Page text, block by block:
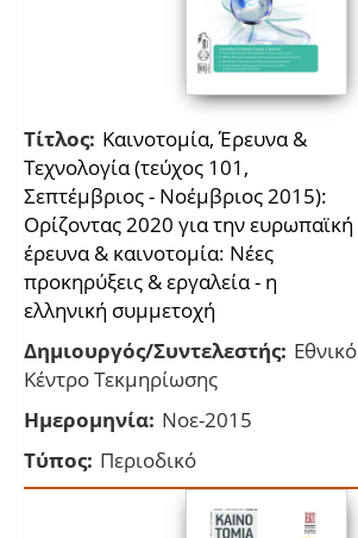
Τίτλος: Kαινοτομία, Έρευνα &
Τεχνολογία (τεύχος 101,
Σεπτέμβριος - Νοέμβριος 2015):
Ορίζοντας 2020 για την ευρωπαϊκή
έρευνα & καινοτομία: Νέες
προκηρύξεις & εργαλεία - η
ελληνική συμμετοχή
Δημιουργός/Συντελεστής: Εθνικό
Κέντρο Τεκμηρίωσης
Ημερομηνία: Νοε-2015
Τύπος: Περιοδικό